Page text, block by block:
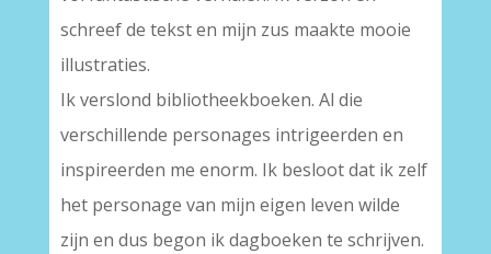
schreef de tekst en mijn zus maakte mooie
illustraties.
Ik verslond bibliotheekboeken. Al die
verschillende personages intrigeerden en
inspireerden me enorm. Ik besloot dat ik zelf
het personage van mijn eigen leven wilde
zijn en dus begon ik dagboeken te schrijven.